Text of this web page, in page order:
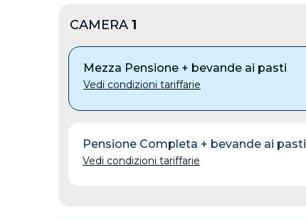
CAMERA 1
Mezza Pensione + bevande ai pasti
Vedi condizioni tariffarie
Pensione Completa + bevande ai pasti
Vedi condizioni tariffarie